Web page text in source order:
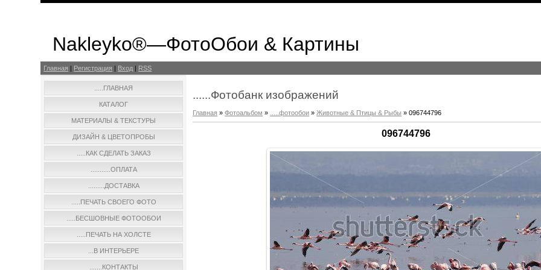
Nakleyko®—ФотоОбои & Картины
Главная | Регистрация | Вход | RSS
.....ГЛАВНАЯ
КАТАЛОГ
МАТЕРИАЛЫ & ТЕКСТУРЫ
ДИЗАЙН & ЦВЕТОПРОБЫ
.....КАК СДЕЛАТЬ ЗАКАЗ
...........ОПЛАТА
.........ДОСТАВКА
.....ПЕЧАТЬ СВОЕГО ФОТО
.....БЕСШОВНЫЕ ФОТООБОИ
.....ПЕЧАТЬ НА ХОЛСТЕ
...В ИНТЕРЬЕРЕ
.......КОНТАКТЫ
......Фотобанк изображений
Главная »Фотоальбом » .....фотообои »Животные & Птицы & Рыбы » 096744796
096744796